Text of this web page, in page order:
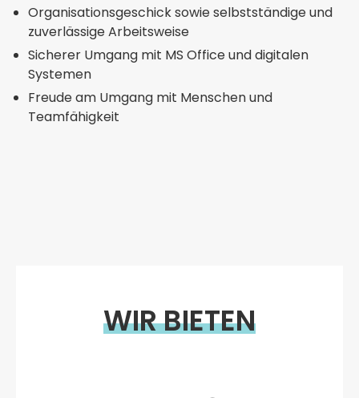
Organisationsgeschick sowie selbstständige und
zuverlässige Arbeitsweise
Sicherer Umgang mit MS Office und digitalen
Systemen
Freude am Umgang mit Menschen und
Teamfähigkeit
WIR BIETEN